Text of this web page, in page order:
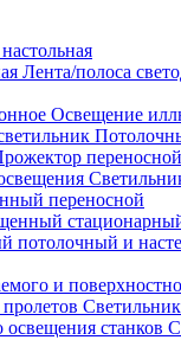
Лента/полоса
Освещение
переносной
переносной